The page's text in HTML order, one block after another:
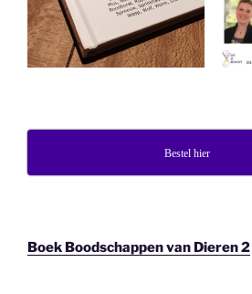
Bestel hier
Boek Boodschappen van Dieren 2